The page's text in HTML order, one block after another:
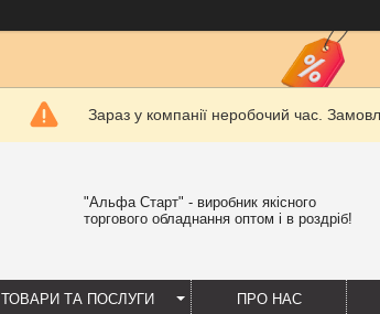
Зараз у компанії неробочий час.
"Альфа Старт" - виробник якісного
торгового обладнання оптом і в роздріб!
ТОВАРИ ТА ПОСЛУГИ ПРО НАС